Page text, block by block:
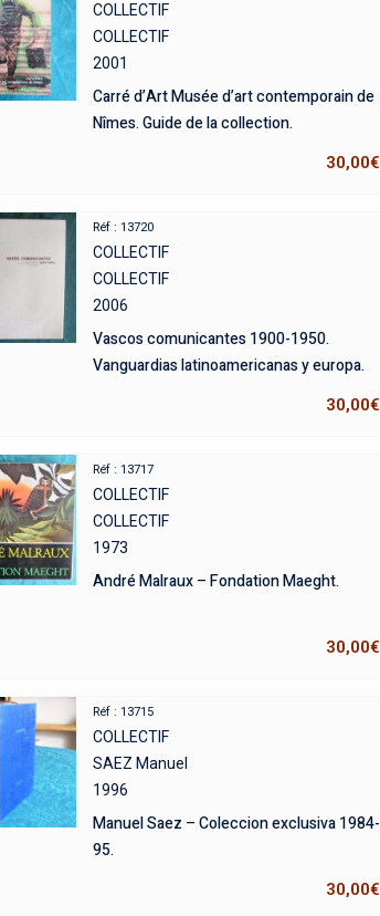
COLLECTIF
COLLECTIF
2001
Carré d’Art Musée d’art contemporain de
Nîmes. Guide de la collection.
30,00€
Réf : 13720
COLLECTIF
COLLECTIF
2006
Vascos comunicantes 1900-1950.
Vanguardias latinoamericanas y europa.
30,00€
Réf : 13717
COLLECTIF
COLLECTIF
1973
André Malraux – Fondation Maeght.
30,00€
Réf : 13715
COLLECTIF
SAEZ Manuel
1996
Manuel Saez – Coleccion exclusiva 1984-
95.
30,00€